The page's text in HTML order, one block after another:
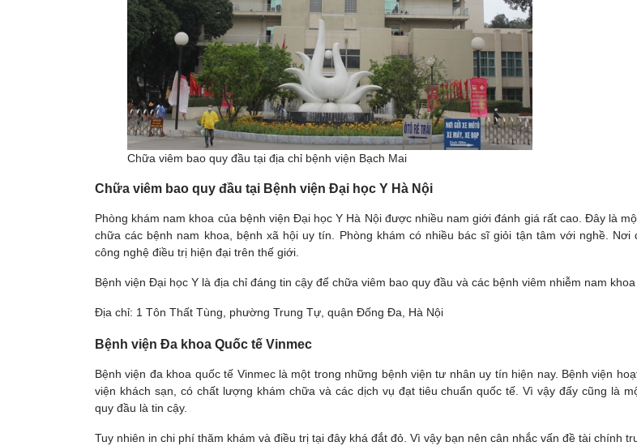
Chữa viêm bao quy đầu tại địa chỉ bệnh viện Bạch Mai
Chữa viêm bao quy đầu tại Bệnh viện Đại học Y Hà Nội
Phòng khám nam khoa của bệnh viện Đại học Y Hà Nội được nhiều nam giới đánh giá rất cao. Đây là
chữa các bệnh nam khoa, bệnh xã hội uy tín. Phòng khám có nhiều bác sĩ giỏi tận tâm với nghề. Nơi
công nghệ điều trị hiện đại trên thế giới.
Bệnh viện Đại học Y là địa chỉ đáng tin cậy để chữa viêm bao quy đầu và các bệnh viêm nhiễm nam khoa
Địa chỉ: 1 Tôn Thất Tùng, phường Trung Tự, quận Đống Đa, Hà Nội
Bệnh viện Đa khoa Quốc tế Vinmec
Bệnh viện đa khoa quốc tế Vinmec là một trong những bệnh viện tư nhân uy tín hiện nay. Bệnh viện
viện khách sạn, có chất lượng khám chữa và các dịch vụ đạt tiêu chuẩn quốc tế. Vì vậy đấy cũng là
quy đầu là tin cậy.
Tuy nhiên in chi phí thăm khám và điều trị tại đây khá đắt đỏ. Vì vậy bạn nên cân nhắc vấn đề tài chính